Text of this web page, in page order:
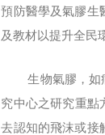
預防醫學及氣膠生
及教材以提升全民
生物氣膠，如病
究中心之研究重點
去認知的飛沫或接